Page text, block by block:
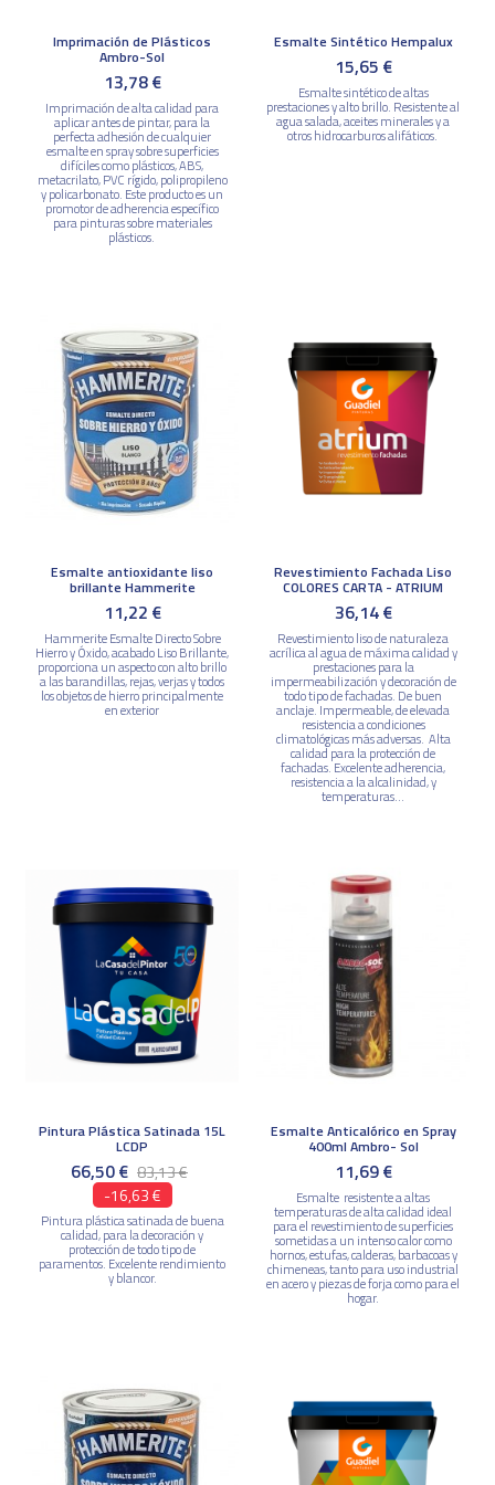
Imprimación de Plásticos
Ambro-Sol
13,78 €
Imprimación de alta calidad para
aplicar antes de pintar, para la
perfecta adhesión de cualquier
esmalte en spray sobre superficies
difíciles como plásticos, ABS,
metacrilato, PVC rígido, polipropileno
y policarbonato. Este producto es un
promotor de adherencia específico
para pinturas sobre materiales
plásticos.
Esmalte Sintético Hempalux
15,65 €
Esmalte sintético de altas
prestaciones y alto brillo. Resistente al
agua salada, aceites minerales y a
otros hidrocarburos alifáticos.
Esmalte antioxidante liso
brillante Hammerite
11,22 €
Hammerite Esmalte Directo Sobre
Hierro y Óxido, acabado Liso Brillante,
proporciona un aspecto con alto brillo
a las barandillas, rejas, verjas y todos
los objetos de hierro principalmente
en exterior
Revestimiento Fachada Liso
COLORES CARTA - ATRIUM
36,14 €
Revestimiento liso de naturaleza
acrílica al agua de máxima calidad y
prestaciones para la
impermeabilización y decoración de
todo tipo de fachadas. De buen
anclaje. Impermeable, de elevada
resistencia a condiciones
climatológicas más adversas. Alta
calidad para la protección de
fachadas. Excelente adherencia,
resistencia a la alcalinidad, y
temperaturas...
Pintura Plástica Satinada 15L
LCDP
66,50 € 83,13 €
-16,63 €
Pintura plástica satinada de buena
calidad, para la decoración y
protección de todo tipo de
paramentos. Excelente rendimiento
y blancor.
Esmalte Anticalórico en Spray
400ml Ambro- Sol
11,69 €
Esmalte resistente a altas
temperaturas de alta calidad ideal
para el revestimiento de superficies
sometidas a un intenso calor como
hornos, estufas, calderas, barbacoas y
chimeneas, tanto para uso industrial
en acero y piezas de forja como para el
hogar.